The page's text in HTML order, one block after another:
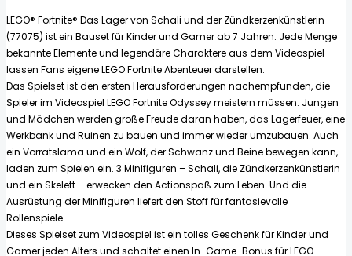
LEGO® Fortnite® Das Lager von Schali und der Zündkerzenkünstlerin
(77075) ist ein Bauset für Kinder und Gamer ab 7 Jahren. Jede Menge
bekannte Elemente und legendäre Charaktere aus dem Videospiel
lassen Fans eigene LEGO Fortnite Abenteuer darstellen.
Das Spielset ist den ersten Herausforderungen nachempfunden, die
Spieler im Videospiel LEGO Fortnite Odyssey meistern müssen. Jungen
und Mädchen werden große Freude daran haben, das Lagerfeuer, eine
Werkbank und Ruinen zu bauen und immer wieder umzubauen. Auch
ein Vorratslama und ein Wolf, der Schwanz und Beine bewegen kann,
laden zum Spielen ein. 3 Minifiguren – Schali, die Zündkerzenkünstlerin
und ein Skelett – erwecken den Actionspaß zum Leben. Und die
Ausrüstung der Minifiguren liefert den Stoff für fantasievolle
Rollenspiele.
Dieses Spielset zum Videospiel ist ein tolles Geschenk für Kinder und
Gamer jeden Alters und schaltet einen In-Game-Bonus für LEGO